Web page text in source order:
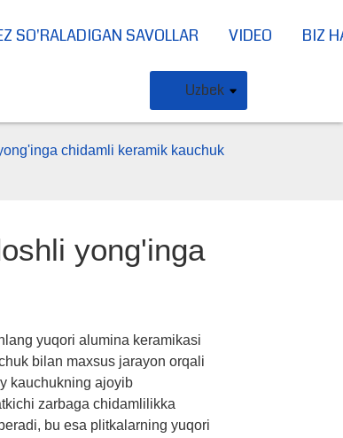
SO'RALADIGAN SAVOLLAR VIDEO BIZ
Uzbek
chidamli keramik kauchuk
yong'inga
yuqori alumina keramikasi
bilan maxsus jarayon orqali
kauchukning ajoyib
zarbaga chidamlilikka
bu esa plitkalarning yuqori